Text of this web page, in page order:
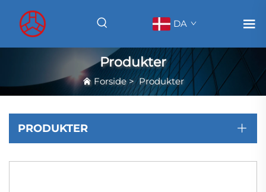
DA
Produkter
Forside>Produkter
PRODUKTER